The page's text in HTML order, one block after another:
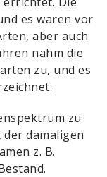
es waren vor
aber auch
nahm die
zu, und es
zu
damaligen
z. B.